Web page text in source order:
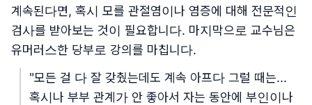
계속된다면, 혹시 모를 관절염이나 염증에 대해 전문적인
검사를 받아보는 것이 필요합니다. 마지막으로 교수님은
유머러스한 당부로 강의를 마칩니다.
"모든 걸 다 잘 갖췄는데도 계속 아프다 그럴 때는...
혹시나 부부 관계가 안 좋아서 자는 동안에 부인이나